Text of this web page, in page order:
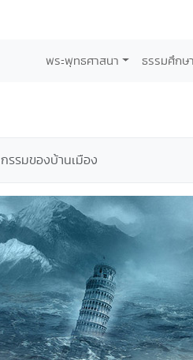
พระพุทธศาสนา ธรรมศึกษา
กรรมของบ้านเมือง